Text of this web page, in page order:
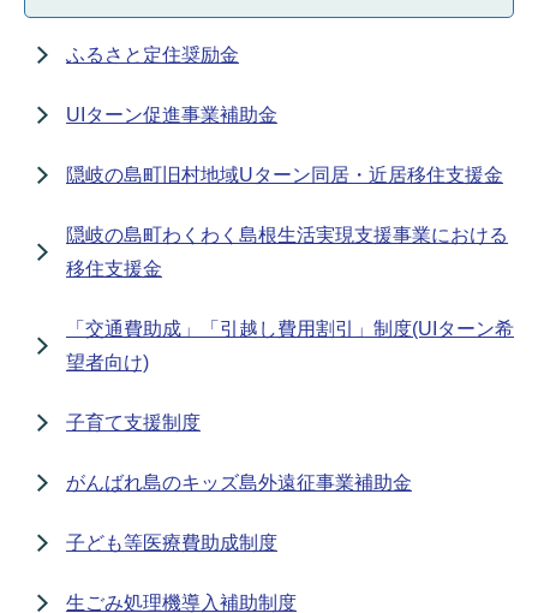
ふるさと定住奨励金
UIターン促進事業補助金
隠岐の島町旧村地域Uターン同居・近居移住支援金
隠岐の島町わくわく島根生活実現支援事業における
移住支援金
「交通費助成」「引越し費用割引」制度(UIターン希
望者向け)
子育て支援制度
がんばれ島のキッズ島外遠征事業補助金
子ども等医療費助成制度
生ごみ処理機導入補助制度